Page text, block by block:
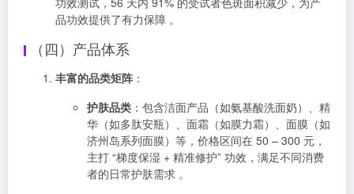
品功效提供了有力保障 。
（四）产品体系
丰富的品类矩阵 ：
护肤品类 ：包含洁面产品（如氨基酸洗面奶）、精
华（如多肽安瓶）、面霜（如膜力霜）、面膜（如
济州岛系列面膜）等，价格区间在 50 – 300 元，
主打 “梯度保湿 + 精准修护” 功效，满足不同消费
者的日常护肤需求 。